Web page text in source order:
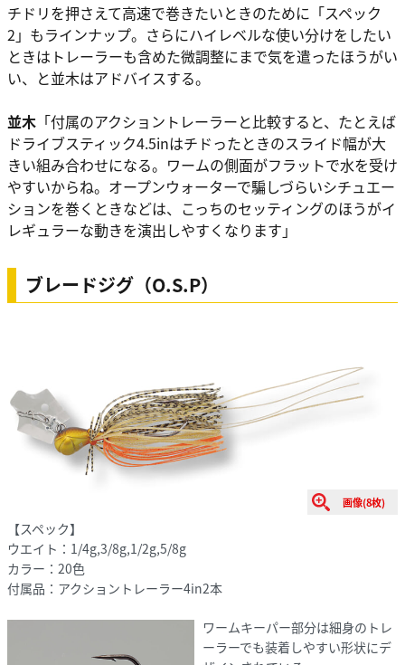
チドリを押さえて高速で巻きたいときのために「スペック
2」もラインナップ。さらにハイレベルな使い分けをしたい
ときはトレーラーも含めた微調整にまで気を遣ったほうがい
い、と並木はアドバイスする。
並木 「付属のアクショントレーラーと比較すると、たとえば
ドライブスティック4.5inはチドったときのスライド幅が大
きい組み合わせになる。ワームの側面がフラットで水を受け
やすいからね。オープンウォーターで騙しづらいシチュエー
ションを巻くときなどは、こっちのセッティングのほうがイ
レギュラーな動きを演出しやすくなります」
ブレードジグ（O.S.P）
画像(8枚)
【スペック】
ウエイト：1/4g,3/8g,1/2g,5/8g
カラー：20色
付属品：アクショントレーラー4in2本
ワームキーパー部分は細身のトレ
ーラーでも装着しやすい形状にデ